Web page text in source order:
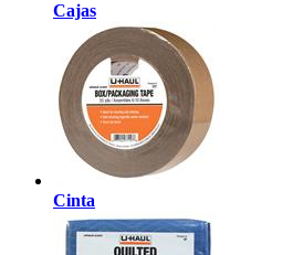
Cajas
Cinta